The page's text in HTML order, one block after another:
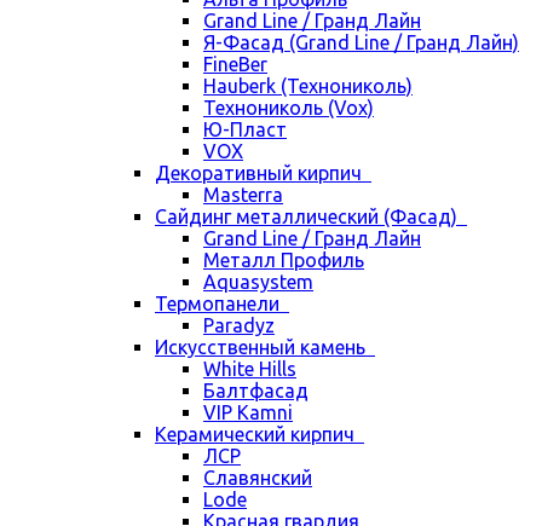
Grand Line / Гранд Лайн
Я-Фасад (Grand Line / Гранд Лайн)
FineBer
Hauberk (Технониколь)
Технониколь (Vox)
Ю-Пласт
VOX
Декоративный кирпич
Masterra
Сайдинг металлический (Фасад)
Grand Line / Гранд Лайн
Металл Профиль
Aquasystem
Термопанели
Paradyz
Искусственный камень
White Hills
Балтфасад
VIP Kamni
Керамический кирпич
ЛСР
Славянский
Lode
Красная гвардия